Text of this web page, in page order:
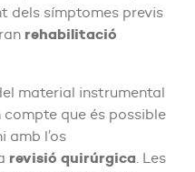
dels símptomes previs
rehabilitació
material instrumental
que és possible
amb l’os
revisió quirúrgica . Les